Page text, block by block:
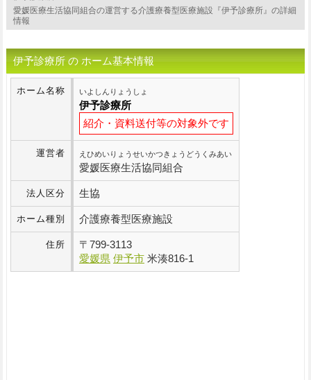
愛媛医療生活協同組合の運営する介護療養型医療施設『伊予診療所』の詳細
情報
伊予診療所 の ホーム基本情報
ホーム名称 いよしんりょうしょ
伊予診療所
紹介・資料送付等の対象外です
運営者 えひめいりょうせいかつきょうどうくみあい
愛媛医療生活協同組合
法人区分 生協
ホーム種別 介護療養型医療施設
住所 〒 799-3113
愛媛県 伊予市 米湊816-1